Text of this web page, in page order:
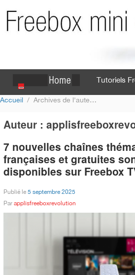
Tutoriels
Accueil Archives de l'auteur : applisfreeboxrevolution
Auteur :
7 nouvelles chaînes
françaises et gratuites
disponibles sur Freebox
Publié le 5 septembre 2025
Par applisfreeboxrevolution